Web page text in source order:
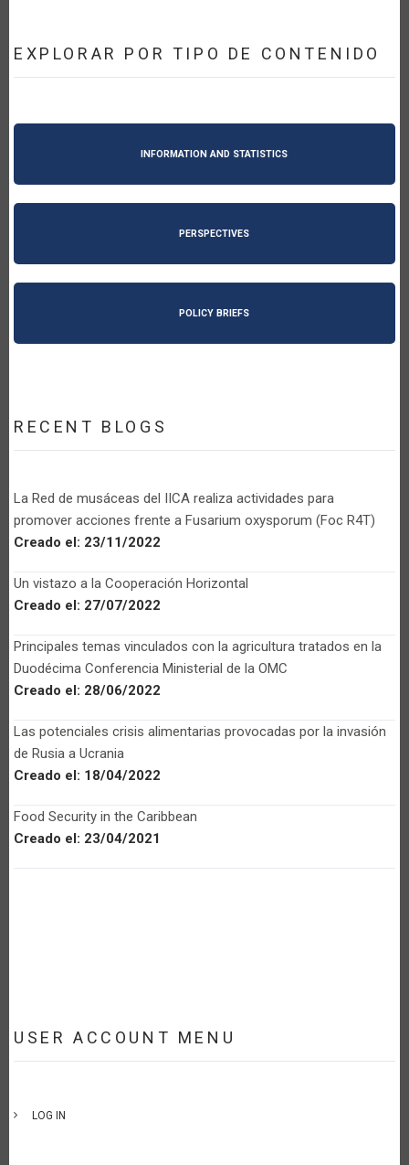
EXPLORAR POR TIPO DE CONTENIDO
INFORMATION AND STATISTICS
PERSPECTIVES
POLICY BRIEFS
RECENT BLOGS
La Red de musáceas del IICA realiza actividades para
promover acciones frente a Fusarium oxysporum (Foc R4T)
Creado el: 23/11/2022
Un vistazo a la Cooperación Horizontal
Creado el: 27/07/2022
Principales temas vinculados con la agricultura tratados en la
Duodécima Conferencia Ministerial de la OMC
Creado el: 28/06/2022
Las potenciales crisis alimentarias provocadas por la invasión
de Rusia a Ucrania
Creado el: 18/04/2022
Food Security in the Caribbean
Creado el: 23/04/2021
USER ACCOUNT MENU
LOG IN